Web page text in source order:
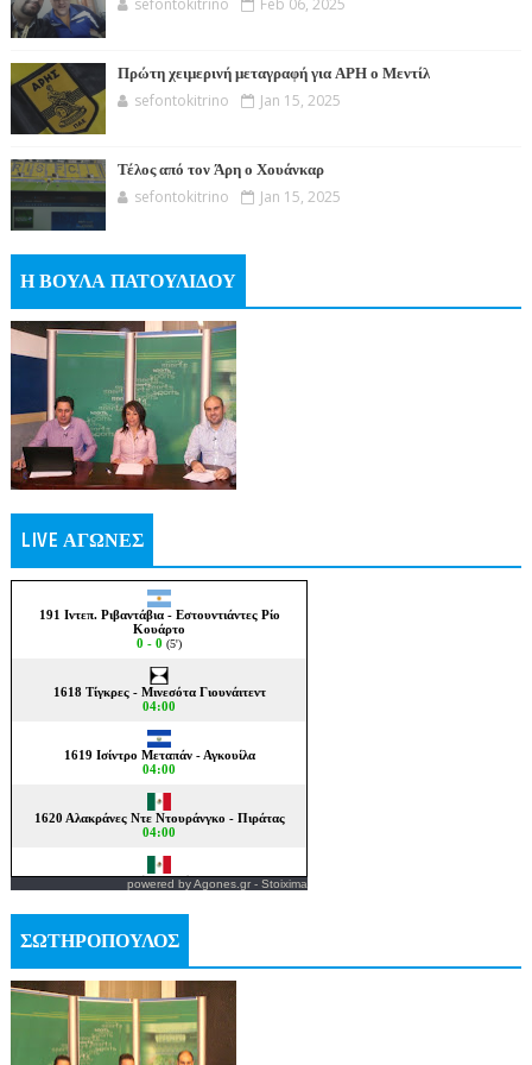
sefontokitrino Feb 06, 2025
Πρώτη χειμερινή μεταγραφή για ΑΡΗ ο Μεντίλ
sefontokitrino Jan 15, 2025
Τέλος από τον Άρη ο Χουάνκαρ
sefontokitrino Jan 15, 2025
Η ΒΟΥΛΑ ΠΑΤΟΥΛΙΔΟΥ
LIVE ΑΓΩΝΕΣ
powered byAgones.gr- Stoixima
ΣΩΤΗΡΟΠΟΥΛΟΣ